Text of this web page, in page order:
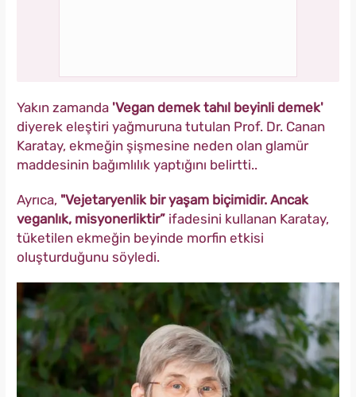
Yakın zamanda 'Vegan demek tahıl beyinli demek'
diyerek eleştiri yağmuruna tutulan Prof. Dr. Canan
Karatay, ekmeğin şişmesine neden olan glamür
maddesinin bağımlılık yaptığını belirtti..
Ayrıca, "Vejetaryenlik bir yaşam biçimidir. Ancak
veganlık, misyonerliktir” ifadesini kullanan Karatay,
tüketilen ekmeğin beyinde morfin etkisi
oluşturduğunu söyledi.